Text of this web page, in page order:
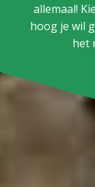
allemaal!
hoog je wil
het